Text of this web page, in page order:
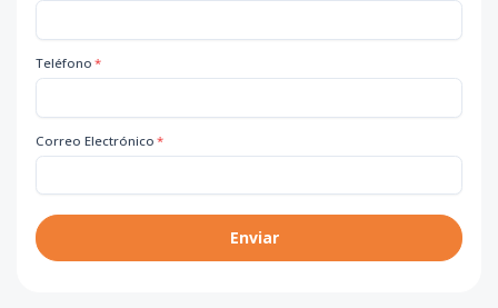
Teléfono *
Correo Electrónico *
Enviar